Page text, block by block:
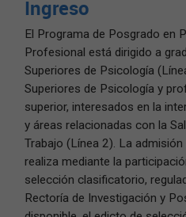
Ingreso
El Programa de Posgrado en
Profesional está dirigido a
Superiores de Psicología
Superiores de Psicología y
superior, interesados en la
y áreas relacionadas con la
Trabajo (Línea 2). La
realiza mediante la
selección clasificatorio,
Rectoría de Investigación y